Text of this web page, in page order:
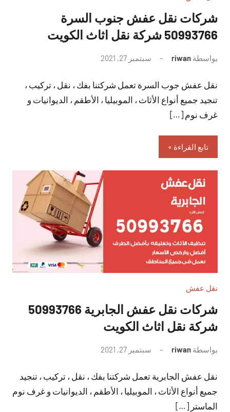
شركات نقل عفش جنوب السرة
50993766 شركة نقل اثاث الكويت
بواسطة riwan سبتمبر 27, 2021
تعليقات
نقل عفش جوب السرة تعمل شركتنا بفك ، نقل ، تركيب ،
تنجيد جميع أنواع الأثاث ، الموبيليا ، الأطقم ، الديوانيات و
غرف نوم […]
تابع القراءة
نقل عفش
شركات نقل عفش الجابرية 50993766
شركة نقل اثاث الكويت
بواسطة riwan سبتمبر 27, 2021
تعليقات
نقل عفش الجابرية تعمل شركتنا بفك ، نقل ، تركيب ، تنجيد
جميع أنواع الأثاث ، الموبيليا ، الأطقم ، الديوانيات و غرف نوم
الماستر […]